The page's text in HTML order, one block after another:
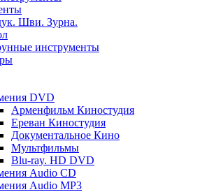
Шви. Зурна.
инструменты
DVD
Арменфильм Киностудия
Ереван Киностудия
Документальное Кино
Мультфильмы
Blu-ray. HD DVD
Audio CD
Audio MP3